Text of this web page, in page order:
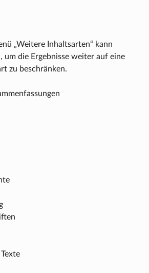
„Weitere Inhaltsarten“ kann
um die Ergebnisse weiter auf eine
zu beschränken.